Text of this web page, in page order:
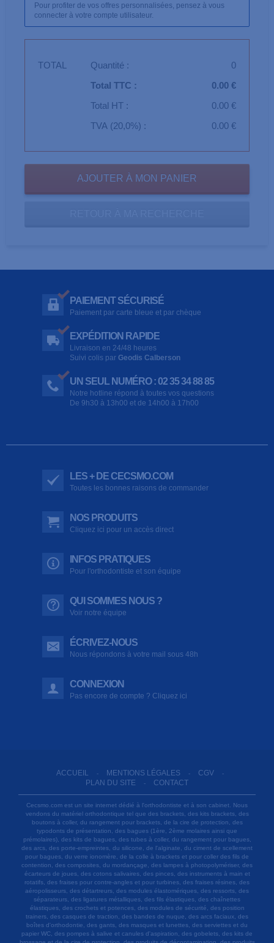
Pour profiter de vos offres personnalisées, pensez à vous
connecter à votre compte utilisateur.
TOTAL Quantité :
0
Total TTC :
0.00 €
Total HT :
0.00 €
TVA (20,0%) :
0.00 €
PAIEMENT SÉCURISÉ
Paiement par carte bleue et par chèque
EXPÉDITION RAPIDE
Livraison en 24/48 heures
Suivi colis par Geodis Calberson
UN SEUL NUMÉRO : 02 35 34 88 85
Notre hotline répond à toutes vos questions
De 9h30 à 13h00 et de 14h00 à 17h00
LES + DE CECSMO.COM
Toutes les bonnes raisons de commander
NOS PRODUITS
Cliquez ici pour un accès direct
INFOS PRATIQUES
Pour l'orthodontiste et son équipe
QUI SOMMES NOUS ?
Voir notre équipe
ÉCRIVEZ-NOUS
Nous répondons à votre mail sous 48h
CONNEXION
Pas encore de compte ? Cliquez ici
ACCUEIL - MENTIONS LÉGALES - CGV -
PLAN DU SITE - CONTACT
Cecsmo.com est un site internet dédié à l'orthodontiste et à son cabinet. Nous
vendons du matériel orthodontique tel que des brackets, des kits brackets, des
boutons à coller, du rangement pour brackets, de la cire de protection, des
typodonts de présentation, des bagues (1ère, 2ème molaires ainsi que
prémolaires), des kits de bagues, des tubes à coller, du rangement pour bagues,
des arcs, des porte-empreintes, du silicone, de l'alginate, du ciment de scellement
pour bagues, du verre ionomère, de la colle à brackets et pour coller des fils de
contention, des composites, du mordançage, des lampes à photopolymériser, des
écarteurs de joues, des cotons salivaires, des pinces, des instruments à main et
rotatifs, des fraises pour contre-angles et pour turbines, des fraises résines, des
aéropolisseurs, des détartreurs, des modules élastomériques, des ressorts, des
séparateurs, des ligatures métalliques, des fils élastiques, des chaînettes
élastiques, des crochets et potences, des modules de sécurité, des position
trainers, des casques de traction, des bandes de nuque, des arcs faciaux, des
boîtes d'orthodontie, des gants, des masques et lunettes, des serviettes et du
papier WC, des pompes à salive et canules d'aspiration, des gobelets, des kits de